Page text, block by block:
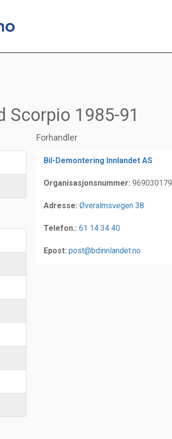
Scorpio 1985-91
Forhandler
Bil-Demontering Innlandet AS
Organisasjonsnummer: 969030179
Adresse: Øveralmsvegen 38
Telefon.: 61 14 34 40
Epost: post@bdinnlandet.no